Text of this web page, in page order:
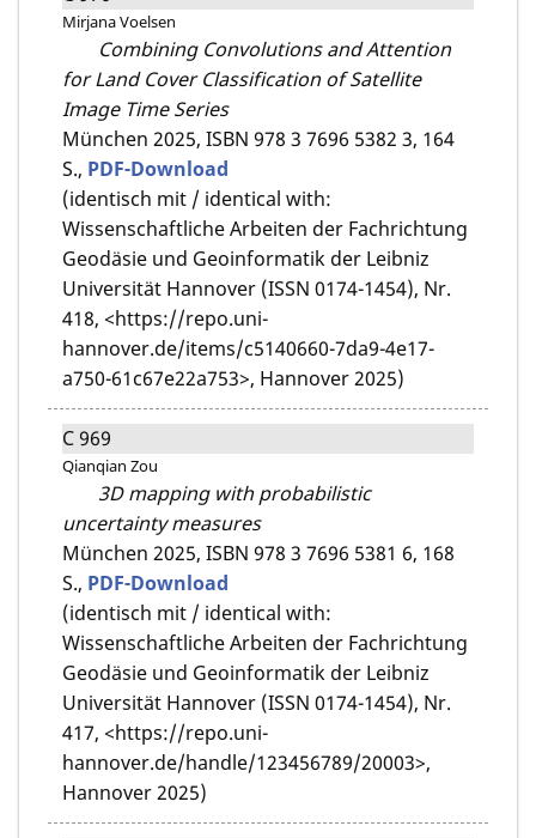
Mirjana Voelsen
Combining Convolutions and Attention
for Land Cover Classification of Satellite
Image Time Series
München 2025, ISBN 978 3 7696 5382 3, 164
S., PDF-Download
(identisch mit / identical with:
Wissenschaftliche Arbeiten der Fachrichtung
Geodäsie und Geoinformatik der Leibniz
Universität Hannover (ISSN 0174-1454), Nr.
418, <https://repo.uni-
hannover.de/items/c5140660-7da9-4e17-
a750-61c67e22a753>, Hannover 2025)
C 969
Qianqian Zou
3D mapping with probabilistic
uncertainty measures
München 2025, ISBN 978 3 7696 5381 6, 168
S., PDF-Download
(identisch mit / identical with:
Wissenschaftliche Arbeiten der Fachrichtung
Geodäsie und Geoinformatik der Leibniz
Universität Hannover (ISSN 0174-1454), Nr.
417, <https://repo.uni-
hannover.de/handle/123456789/20003>,
Hannover 2025)